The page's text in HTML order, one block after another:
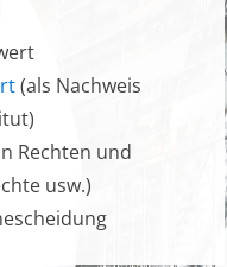
(als Nachweis
Rechten und
usw.)